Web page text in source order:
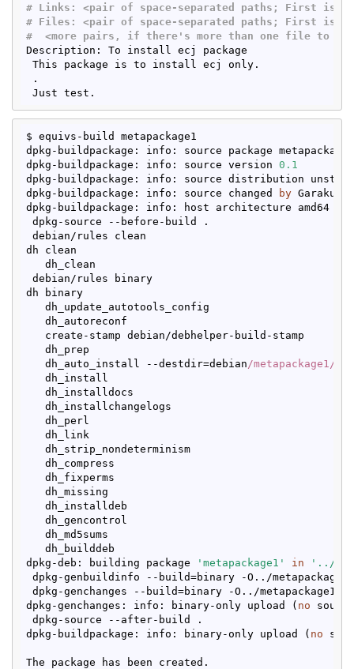
# Links: <pair of space-separated paths; First is
# Files: <pair of space-separated paths; First is
# <more pairs, if there's more than one file to
Description: To install ecj package
This package is to install ecj only.
.
$ equivs-build metapackage1
dpkg-buildpackage: info: source package metapackage1
dpkg-buildpackage: info: source version 0.1
dpkg-buildpackage: info: source distribution
dpkg-buildpackage: info: source changed
by Garakusai
dpkg-buildpackage: info: host architecture amd64
dpkg-source --before-build .
debian/rules clean
dh clean
   dh_clean
debian/rules binary
dh binary
   dh_update_autotools_config
   dh_autoreconf
   create-stamp debian/debhelper-build-stamp
   dh_prep
   dh_auto_install --destdir=debian
/metapackage1/
   dh_install
   dh_installdocs
   dh_installchangelogs
   dh_perl
   dh_link
   dh_strip_nondeterminism
   dh_compress
   dh_fixperms
   dh_missing
   dh_installdeb
   dh_gencontrol
   dh_md5sums
   dh_builddeb
dpkg-deb: building package
'metapackage1' in
'../
dpkg-genbuildinfo --build=binary -O../
dpkg-genchanges --build=binary -O../metapackage1_0
dpkg-genchanges: info: binary-only upload ( no
dpkg-source --after-build .
dpkg-buildpackage: info: binary-only upload ( no
The package has been created.